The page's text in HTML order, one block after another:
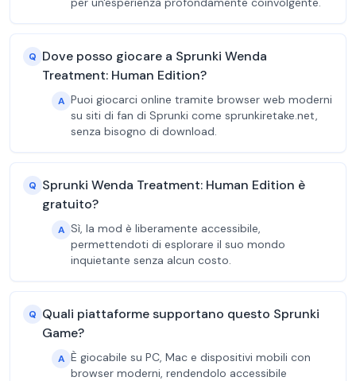
Q Dove posso giocare a Sprunki Wenda
Treatment: Human Edition?
A Puoi giocarci online tramite browser web moderni
su siti di fan di Sprunki come sprunkiretake.net,
senza bisogno di download.
Q Sprunki Wenda Treatment: Human Edition è
gratuito?
A Sì, la mod è liberamente accessibile,
permettendoti di esplorare il suo mondo
inquietante senza alcun costo.
Q Quali piattaforme supportano questo Sprunki
Game?
A È giocabile su PC, Mac e dispositivi mobili con
browser moderni, rendendolo accessibile